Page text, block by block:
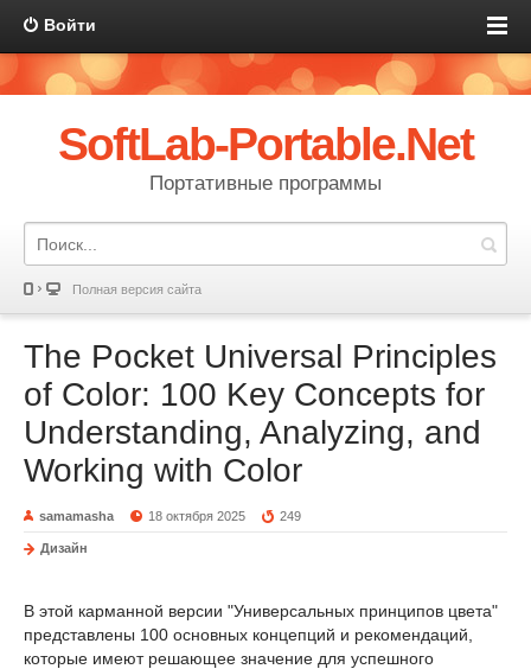
Войти
SoftLab-Portable.Net
Портативные программы
Полная версия сайта
The Pocket Universal Principles
of Color: 100 Key Concepts for
Understanding, Analyzing, and
Working with Color
samamasha 18 октября 2025 249
Дизайн
В этой карманной версии "Универсальных принципов цвета"
представлены 100 основных концепций и рекомендаций,
которые имеют решающее значение для успешного